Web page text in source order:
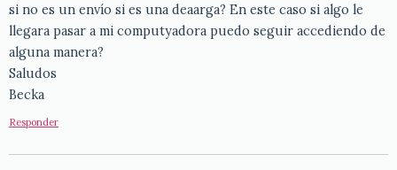
si no es un envío si es una deaarga? En este caso si algo le
llegara pasar a mi computyadora puedo seguir accediendo de
alguna manera?
Saludos
Becka
Responder